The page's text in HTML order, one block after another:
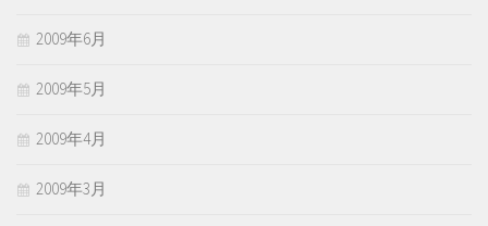
2009年6月
2009年5月
2009年4月
2009年3月